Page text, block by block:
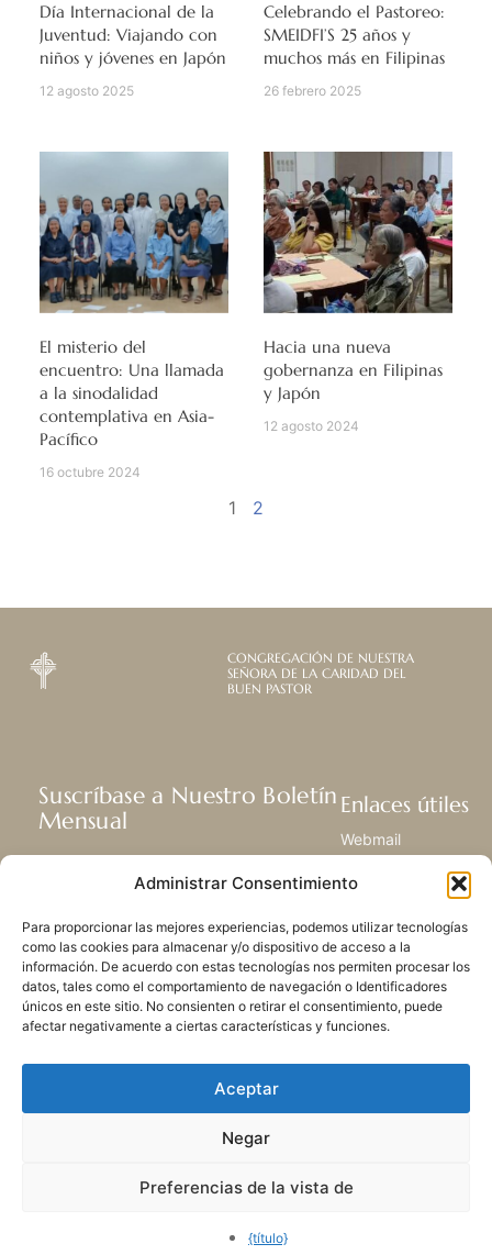
Administrar Consentimiento
Para proporcionar las mejores experiencias, podemos utilizar tecnologías
como las cookies para almacenar y/o dispositivo de acceso a la
información. De acuerdo con estas tecnologías nos permiten procesar los
datos, tales como el comportamiento de navegación o Identificadores
únicos en este sitio. No consienten o retirar el consentimiento, puede
afectar negativamente a ciertas características y funciones.
Aceptar
Negar
Preferencias de la vista de
{título}
Día Internacional de la
Juventud: Viajando con
niños y jóvenes en Japón
12 agosto 2025
Celebrando el Pastoreo:
SMEIDFI’S 25 años y
muchos más en Filipinas
26 febrero 2025
El misterio del
encuentro: Una llamada
a la sinodalidad
contemplativa en Asia-
Pacífico
16 octubre 2024
Hacia una nueva
gobernanza en Filipinas
y Japón
12 agosto 2024
1 2
CONGREGACIÓN DE NUESTRA
SEÑORA DE LA CARIDAD DEL
BUEN PASTOR
Suscríbase a Nuestro Boletín
Mensual
Recibir las últimas noticias acerca de
nuestra vida, la misión y ministerios de
SUSCRIBIRSE
Enlaces útiles
Webmail
Centro de Recursos
Mapa del sitio
POLÍTICA DE PRIVACIDADLAS COOKIES